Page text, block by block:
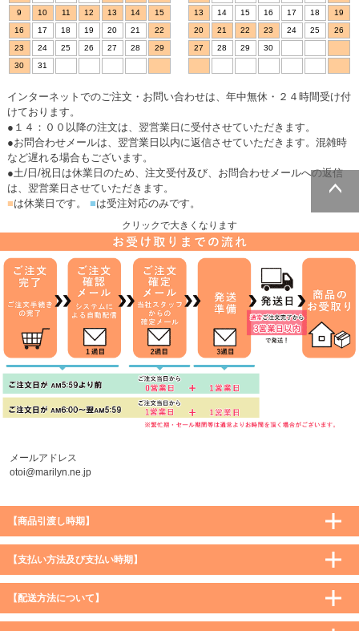
プへ
9
10 11 12 13 14
15
16
17 18 19 20 21
22
23
24 25 26 27 28
29
30
31
13
14 15 16 17 18
19
20
21 22 23 24 25
26
27
28 29 30
インターネットでのご注文・お問い合わせは、年中無休・２４時間受け付
けております。
●１４：００以降の注文は、翌営業日に受付させていただきます。
●お問合わせメールは、翌営業日以内に返信させていただきます。混雑時
など遅れる場合もございます。
●土/日/祝日は休業日のため、注文受付及び、お問合わせメールへの返信
は、翌営業日させていただきます。
■は休業日です。 ■は受注対応のみです。
クリックで大きくなります
メールアドレス
otoi@marilyn.ne.jp
【商品引渡し時期】
【支払い方法及び支払い時期】
【配送方法について】